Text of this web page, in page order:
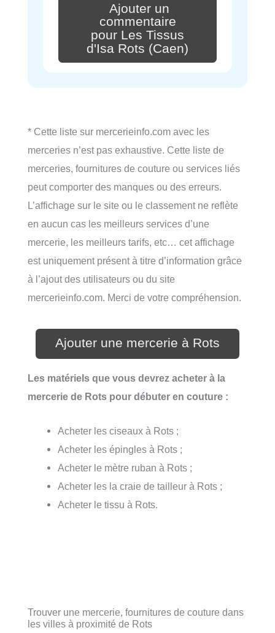
Ajouter un
commentaire
pour Les Tissus
d'Isa Rots (Caen)
* Cette liste sur mercerieinfo.com avec les
merceries n’est pas exhaustive. Cette liste de
merceries, fournitures de couture ou services liés
peut comporter des manques ou des erreurs.
L’affichage sur le site ou le classement ne reflète
en aucun cas les meilleurs services d’une
mercerie, les meilleurs tarifs, etc… cet affichage
est uniquement présent à titre d’information grâce
à l’ajout des utilisateurs ou du site
mercerieinfo.com. Merci de votre compréhension.
Ajouter une mercerie à Rots
Les matériels que vous devrez acheter à la
mercerie de Rots pour débuter en couture :
Acheter les ciseaux à Rots ;
Acheter les épingles à Rots ;
Acheter le mètre ruban à Rots ;
Acheter les la craie de tailleur à Rots ;
Acheter le tissu à Rots.
Trouver une mercerie, fournitures de couture dans
les villes à proximité de Rots